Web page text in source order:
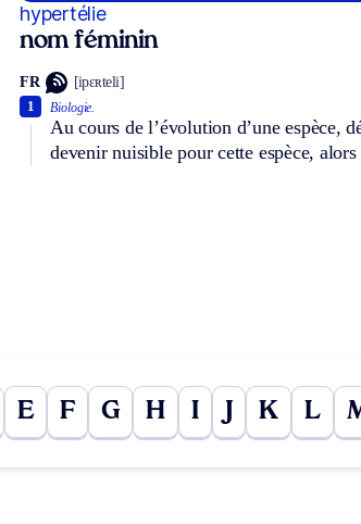
hypertélie
nom féminin
FR [ipɛʀteli]
Biologie.
Au cours de l’évolution d’une espèce,
devenir nuisible pour cette espèce,
1
E F G H I K L